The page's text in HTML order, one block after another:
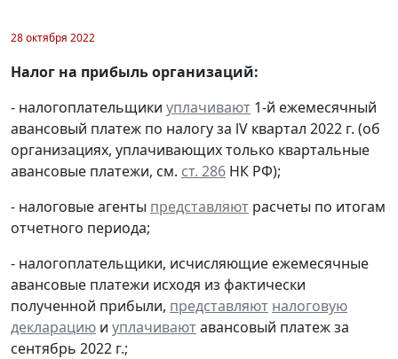
28 октября 2022
Налог на прибыль организаций:
- налогоплательщики уплачивают 1-й ежемесячный
авансовый платеж по налогу за lV квартал 2022 г. (об
организациях, уплачивающих только квартальные
авансовые платежи, см. ст. 286 НК РФ);
- налоговые агенты представляют расчеты по итогам
отчетного периода;
- налогоплательщики, исчисляющие ежемесячные
авансовые платежи исходя из фактически
полученной прибыли, представляют налоговую
декларацию и уплачиваютавансовый платеж за
сентябрь 2022 г.;